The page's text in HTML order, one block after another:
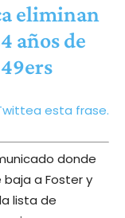
eliminan
años de
esta frase.
donde
a Foster y
lista de